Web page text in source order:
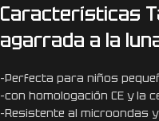
Características
agarrada a la
-Perfecta para niños
-con homologación CE y la
-Resistente al microondas